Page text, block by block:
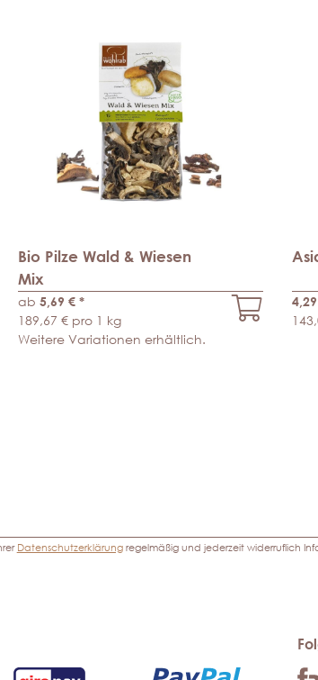
Bio Pilze Wald & Wiesen
Mix
ab 5,69 € *
189,67 € pro 1 kg
Weitere Variationen erhältlich.
Datenschutzerklärungregelmäßig und jederzeit widerruflich